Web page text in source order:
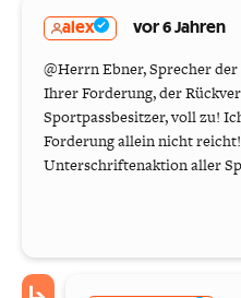
alex vor 6 Jahren
@Herrn Ebner, Sprecher
Ihrer Forderung, der
Sportpassbesitzer, voll zu!
Forderung allein nicht
Unterschriftenaktion aller